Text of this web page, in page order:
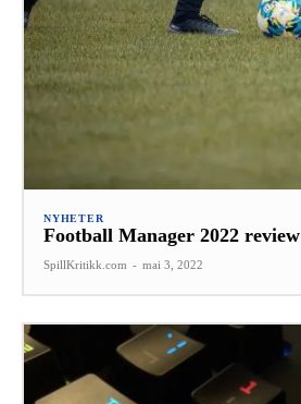
NYHETER
Football Manager 2022 review
SpillKritikk.com - mai 3, 2022